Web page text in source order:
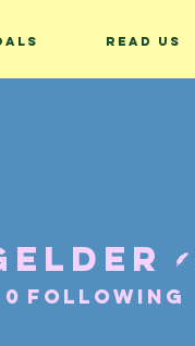
Read Us
0 Following